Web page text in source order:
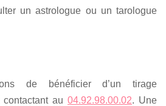
un astrologue ou un tarologue
de bénéficier d’un tirage
au 04.92.98.00.02. Une